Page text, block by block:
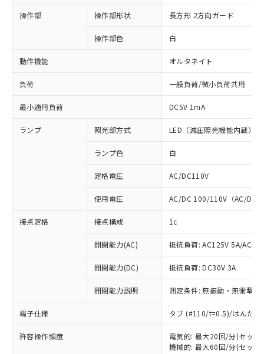
操作部 操作部形状 長方形 2方向ガード
操作部色 白
動作機能 オルタネイト
負荷 一般負荷/微小負荷共用
最小適用負荷 DC5V 1mA
ランプ 照光部方式 LED（減圧照光機能内蔵）
ランプ色 白
定格電圧 AC/DC110V
使用電圧 AC/DC 100/110V（AC/DC
接点定格 接点構成 1c
開閉能力(AC) 抵抗負荷: AC125V 5A/
開閉能力(DC) 抵抗負荷: DC30V 3A
開閉能力説明 測定条件: 無振動・無衝撃
端子仕様 タブ (#110/t=0.5)/はんだづ
許容操作頻度
電気的: 最大20回/分(セット
機械的: 最大60回/分(セット
対応済み：EU RoHS指令（10物質）の
非含有に対応した製品が提供可能な商品で